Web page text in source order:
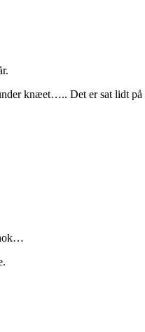
knæet….. Det er sat lidt